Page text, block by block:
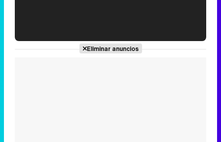
'120 Minutos' celebra sus 2.000 programas en Telemadrid con un vídeo del día a día en la redacción
Eliminar anuncios